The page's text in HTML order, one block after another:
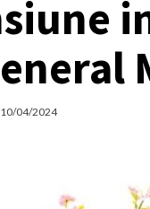
10/04/2024